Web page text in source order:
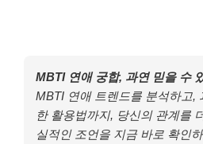
MBTI 연애 궁합, 과연 믿을 수
MBTI 연애 트렌드를 분석하고,
한 활용법까지, 당신의 관계를
실적인 조언을 지금 바로 확인